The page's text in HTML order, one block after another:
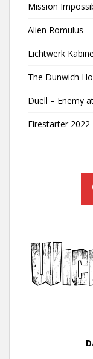
Mission
Alien Romulus
Lichtwerk
The Dunwich
Duell – Enemy
Firestarter 2022